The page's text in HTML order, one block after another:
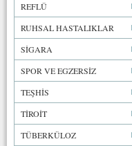
REFLÜ
RUHSAL HASTALIKLAR
SİGARA
SPOR VE EGZERSİZ
TEŞHİS
TİROİT
TÜBERKÜLOZ